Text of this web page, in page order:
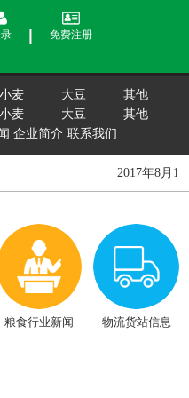
免费注册
小麦 大豆
其他
小麦 大豆
其他
企业简介 联系我们
2017年8月
粮食行业新闻 物流货站信息